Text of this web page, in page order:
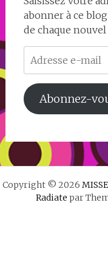
abonner à ce
de chaque
Adresse
e-
mail
Abonnez-
Copyright © 2026
Radiate par